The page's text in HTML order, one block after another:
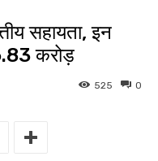
सहायता, इन
करोड़
0
525